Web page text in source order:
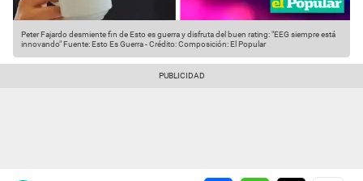
Peter Fajardo desmiente fin de Esto es guerra y disfruta del buen rating: "EEG siempre está
innovando"Fuente: Esto Es Guerra-Crédito: Composición: El Popular